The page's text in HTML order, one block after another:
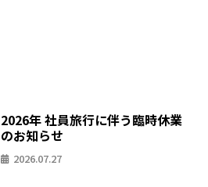
2026年 社員旅行に伴う臨時休業
のお知らせ
2026.07.27